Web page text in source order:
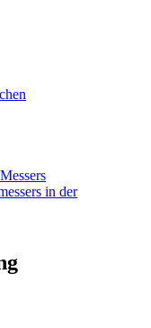
in der